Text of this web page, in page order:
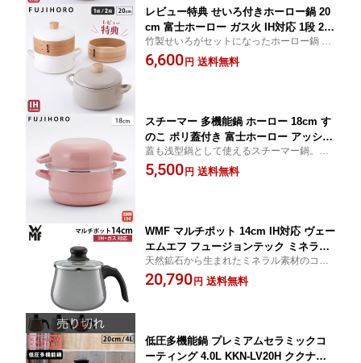
レビュー特典 せいろ付きホーロー鍋 20
cm 富士ホーロー ガス火 IH対応 1段 2段
シリコンメッシュシート SER-20W 【
琺瑯 両手鍋 竹せいろ 蒸篭 中華セイロ
竹製せいろがセットになったホーロー鍋 20
cm。食材のこびり付きを防ぐシリコーンメ
ッシュシートが付属しています。ホーロー
6,600 円 送料無料
スチーマー 多機能鍋 ホーロー 18cm す
のこ ポリ蓋付き 富士ホーロー アッシュ
ピンク SH-18SM 【 両手鍋 深型 蒸し鍋
揚げ鍋 琺瑯鍋 ほうろう スチームプレー
蓋も浅型鍋として使えるスチーマー鍋。本
体に付属のすのこをセットして蒸し料理
に。余った料理の保存や調理の仕込みに便
5,500 円 送料無料
WMF マルチポット 14cm IH対応 ヴェー
エムエフ フュージョンテック ミネラル
【 片手鍋 深型 IH 小さめ 蓋付き ホーロ
ー 揚げ鍋 ホーロー鍋 ミルクポット 鍋
天然鉱石から生まれたミネラル素材のコン
パクトなマルチポット。炊く、煮る、沸か
す、揚げる、焼く、炒める、無水調理、保
20,790 円 送料無料
低圧多機能鍋 プレミアムセラミックコ
ーティング 4.0L KKN-LV20H ククナキ